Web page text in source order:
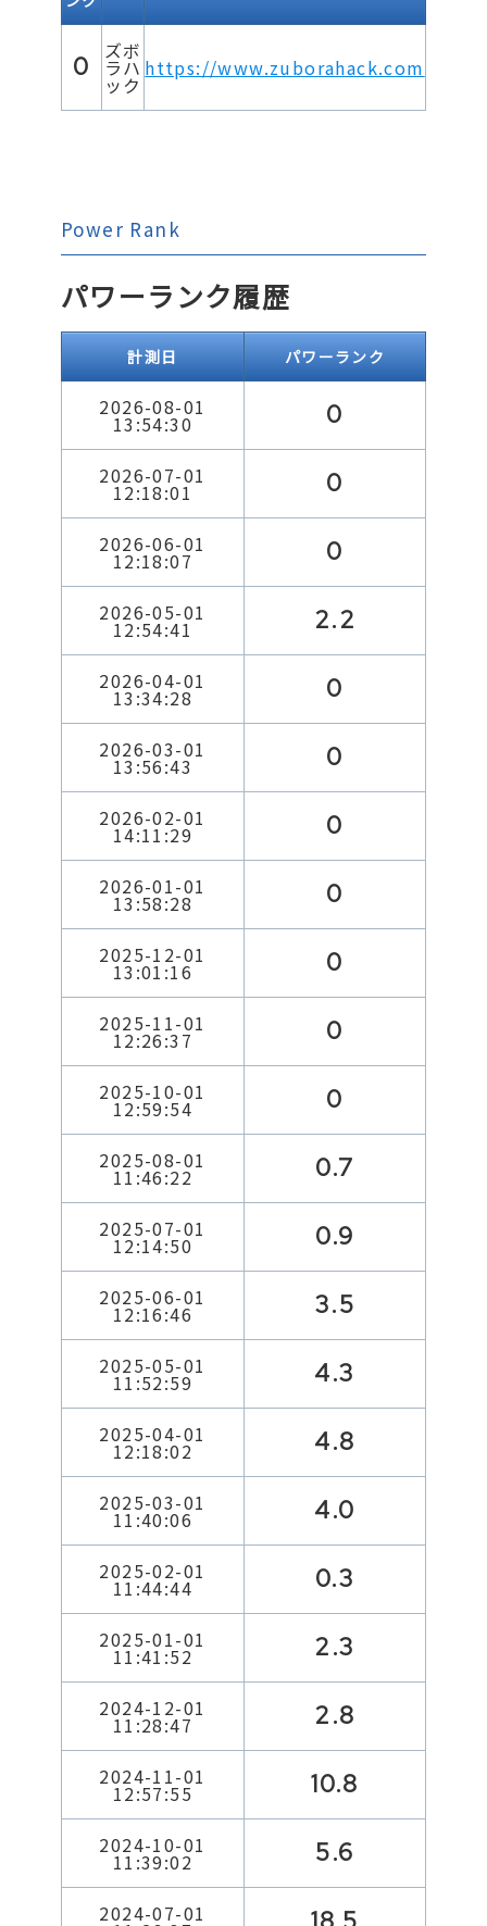
0
ズボ
ラハ
ック
https://www.zuborahack.com
Power Rank
パワーランク履歴
計測日 パワーランク
2026-08-01
13:54:30 0
2026-07-01
12:18:01 0
2026-06-01
12:18:07 0
2026-05-01
12:54:41 2.2
2026-04-01
13:34:28 0
2026-03-01
13:56:43 0
2026-02-01
14:11:29 0
2026-01-01
13:58:28 0
2025-12-01
13:01:16 0
2025-11-01
12:26:37 0
2025-10-01
12:59:54 0
2025-08-01
11:46:22 0.7
2025-07-01
12:14:50 0.9
2025-06-01
12:16:46 3.5
2025-05-01
11:52:59 4.3
2025-04-01
12:18:02 4.8
2025-03-01
11:40:06 4.0
2025-02-01
11:44:44 0.3
2025-01-01
11:41:52 2.3
2024-12-01
11:28:47 2.8
2024-11-01
12:57:55 10.8
2024-10-01
11:39:02 5.6
2024-07-01